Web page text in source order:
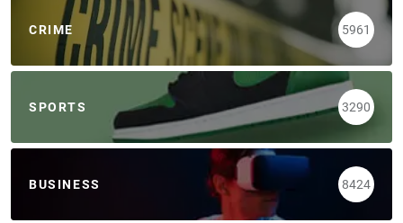
CRIME 5961
SPORTS 3290
BUSINESS 8424